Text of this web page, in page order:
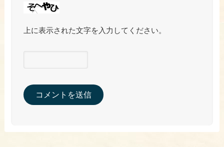
上に表示された文字を入力してください。